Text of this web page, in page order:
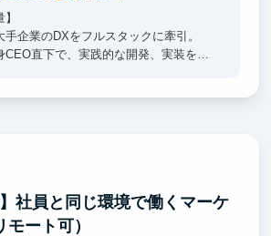
企業のDXをフルスタックに牽引。
CEO直下で、実践的な開発、実装を通
、超一流の意思決定プロセスを肌で
できます。日々のフィードバックを
通用する「解像度の高い思考力」を身
。
】社員と同じ環境で働くマーケ
ート可）